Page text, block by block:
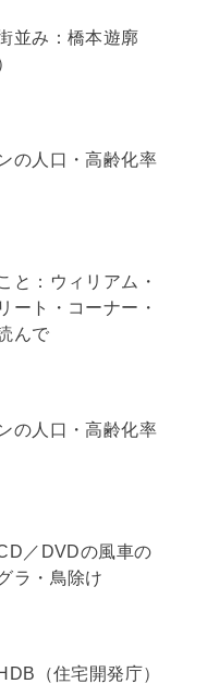
並み：橋本遊廓
の人口・高齢化率
と：ウィリアム・
ート・コーナー・
んで
の人口・高齢化率
／DVDの風車の
ラ・鳥除け
（住宅開発庁）